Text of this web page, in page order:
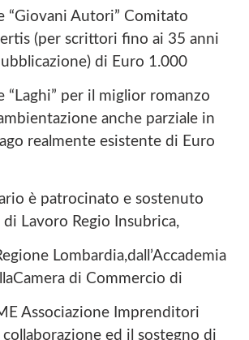
“Giovani Autori” Comitato
(per scrittori fino ai 35 anni
di Euro 1.000
“Laghi” per il miglior romanzo
anche parziale in
realmente esistente di Euro
è patrocinato e sostenuto
Lavoro Regio Insubrica,
Lombardia,dall’Accademia
di Commercio di
Associazione Imprenditori
collaborazione ed il sostegno di